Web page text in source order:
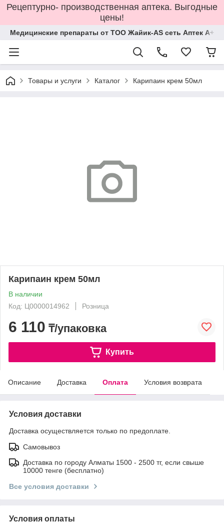
Рецептурно- производственная аптека. Выгодные
цены!
Медицинские препараты от ТОО Жайик-AS сеть Аптек А+
Товары и услуги Каталог Карипаин крем 50мл
Карипаин крем 50мл
В наличии
Код: Ц0000014962
Розница
6 110 ₸/упаковка
Купить
Описание Доставка Оплата Условия возврата
Условия доставки
Доставка осуществляется только по предоплате.
Самовывоз
Доставка по городу Алматы 1500 - 2500 тг, если свыше
10000 тенге (бесплатно)
Все условия доставки
Условия оплаты